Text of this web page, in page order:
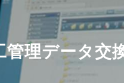
理データ交